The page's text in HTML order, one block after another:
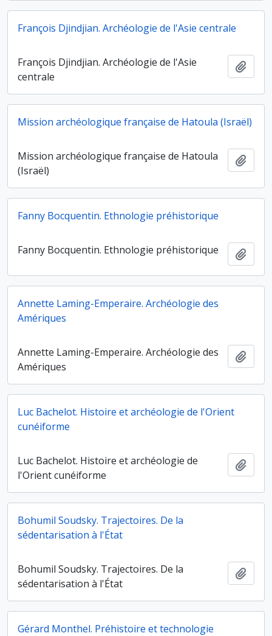
François Djindjian. Archéologie de l'Asie centrale
François Djindjian. Archéologie de l'Asie
centrale
Mission archéologique française de Hatoula (Israël)
Mission archéologique française de Hatoula
(Israël)
Fanny Bocquentin. Ethnologie préhistorique
Fanny Bocquentin. Ethnologie préhistorique
Annette Laming-Emperaire. Archéologie des
Amériques
Annette Laming-Emperaire. Archéologie des
Amériques
Luc Bachelot. Histoire et archéologie de l'Orient
cunéiforme
Luc Bachelot. Histoire et archéologie de
l'Orient cunéiforme
Bohumil Soudsky. Trajectoires. De la
sédentarisation à l'État
Bohumil Soudsky. Trajectoires. De la
sédentarisation à l'État
Gérard Monthel. Préhistoire et technologie